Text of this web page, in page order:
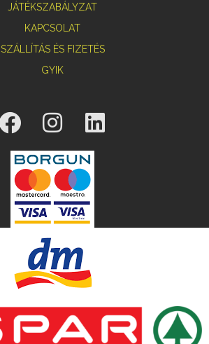
JÁTÉKSZABÁLYZAT
KAPCSOLAT
SZÁLLÍTÁS ÉS FIZETÉS
GYIK